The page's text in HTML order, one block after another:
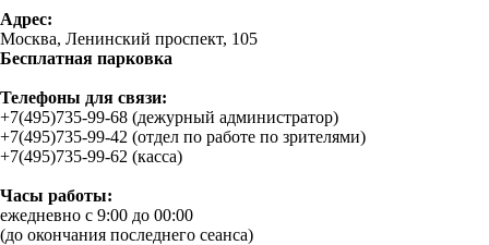
Адрес:
Москва, Ленинский проспект, 105
Бесплатная парковка
Телефоны для связи:
+7(495)735-99-68 (дежурный администратор)
+7(495)735-99-42 (отдел по работе по зрителями)
+7(495)735-99-62 (касса)
Часы работы:
ежедневно с 9:00 до 00:00
(до окончания последнего сеанса)